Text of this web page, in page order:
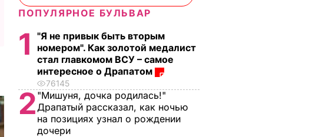
ПОПУЛЯРНОЕ БУЛЬВАР
1
"Я не привык быть вторым
номером". Как золотой медалист
стал главкомом ВСУ – самое
интересное о Драпатом
76145
2 "Мишуня, дочка родилась!"
Драпатый рассказал, как ночью
на позициях узнал о рождении
дочери